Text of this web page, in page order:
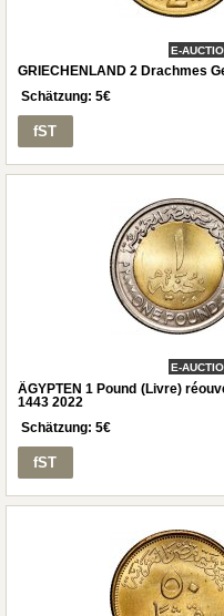
E-
GRIECHENLAND 2 Drachmes
Schätzung: 5€
fST
E-
ÄGYPTEN 1 Pound (Livre)
1443 2022
Schätzung: 5€
fST